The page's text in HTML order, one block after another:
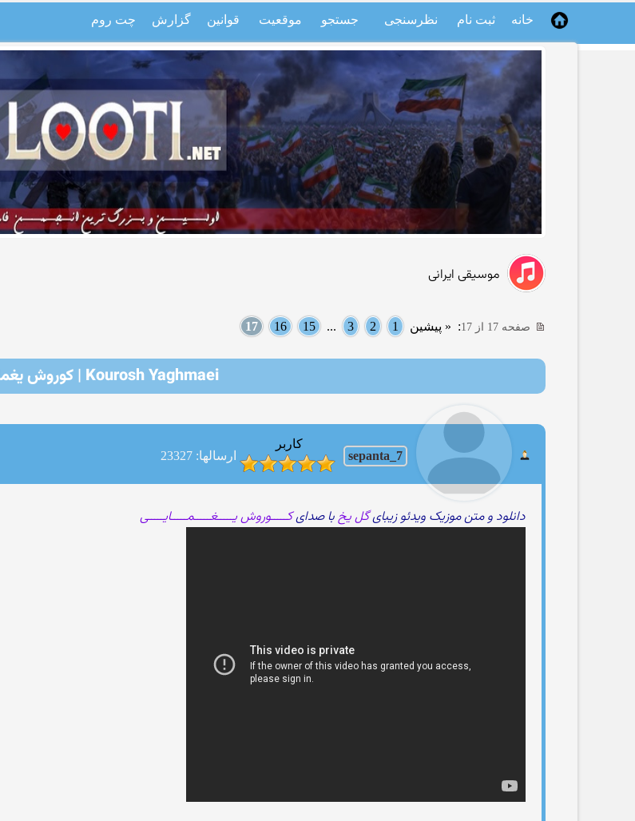
خانه ثبت نام نظرسنجی جستجو موقعیت قوانین گزارش چت روم
موسیقی ایرانی
صفحه 17 از 17 : « پیشین 1
2
3
...
15
16
17
Kourosh Yaghmaei | کوروش یغمایی
sepanta_7
کاربر
ارسالها: 23327
دانلود و متن موزیک ویدئو زیبایگل یخبا صدایکـــــوروش یـــــغـــــمـــــایـــــی